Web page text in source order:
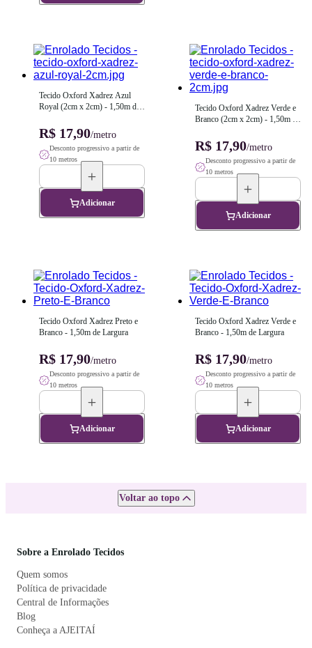
Tecido Oxford Xadrez Azul
Royal (2cm x 2cm) - 1,50m de
R$ 17,90/metro
Desconto progressivo a partir de
10 metros
Adicionar
Tecido Oxford Xadrez Verde e
Branco (2cm x 2cm) - 1,50m de
R$ 17,90/metro
Desconto progressivo a partir de
10 metros
Adicionar
Tecido Oxford Xadrez Preto e
Branco - 1,50m de Largura
R$ 17,90/metro
Desconto progressivo a partir de
10 metros
Adicionar
Tecido Oxford Xadrez Verde e
Branco - 1,50m de Largura
R$ 17,90/metro
Desconto progressivo a partir de
10 metros
Adicionar
Voltar ao topo
Sobre a Enrolado Tecidos
Quem somos
Política de privacidade
Central de Informações
Blog
Conheça a AJEITAÍ